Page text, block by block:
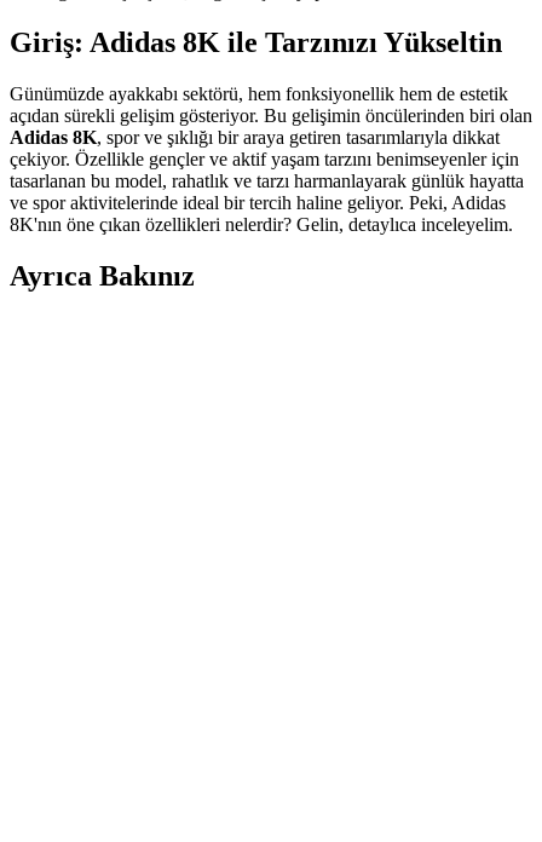
Giriş: Adidas 8K ile Tarzınızı Yükseltin
Günümüzde ayakkabı sektörü, hem fonksiyonellik hem de estetik
açıdan sürekli gelişim gösteriyor. Bu gelişimin öncülerinden biri olan
Adidas 8K, spor ve şıklığı bir araya getiren tasarımlarıyla dikkat
çekiyor. Özellikle gençler ve aktif yaşam tarzını benimseyenler için
tasarlanan bu model, rahatlık ve tarzı harmanlayarak günlük hayatta
ve spor aktivitelerinde ideal bir tercih haline geliyor. Peki, Adidas
8K'nın öne çıkan özellikleri nelerdir? Gelin, detaylıca inceleyelim.
Ayrıca Bakınız